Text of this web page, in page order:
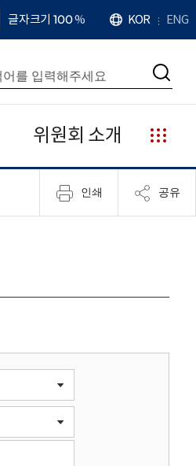
확
대
치
글자크기 100%
언
어
KOR ENG
검
위원회 소개
누
리
집
안
인쇄 공유